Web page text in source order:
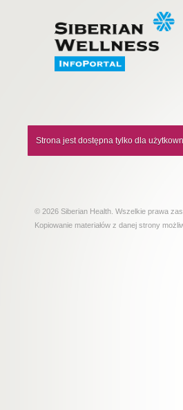
Strona jest dostępna tylko dla
© 2026 Siberian Health. Wszelkie prawa
Kopiowanie materiałów z danej strony